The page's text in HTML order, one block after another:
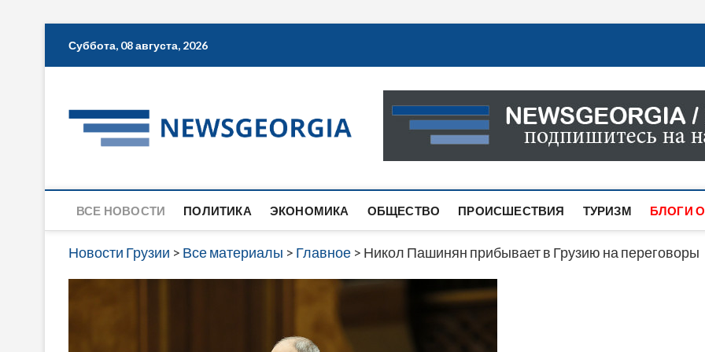
Суббота, 08 августа, 2026
Новости Грузии
САМАЯ АКТУАЛЬНАЯ ИНФОРМАЦИЯ О СОБЫТИЯХ
САЙТЕ ВЫ НАЙДЕТЕ НОВОСТИ ПОЛИТИКИ,
ВСЕ НОВОСТИ ПОЛИТИКА ЭКОНОМИКА ОБЩЕСТВО ПРОИСШЕСТВИЯ ТУРИЗМ БЛОГИ
Новости Грузии > Все материалы > Главное > Никол Пашинян прибывает в Грузию на переговоры